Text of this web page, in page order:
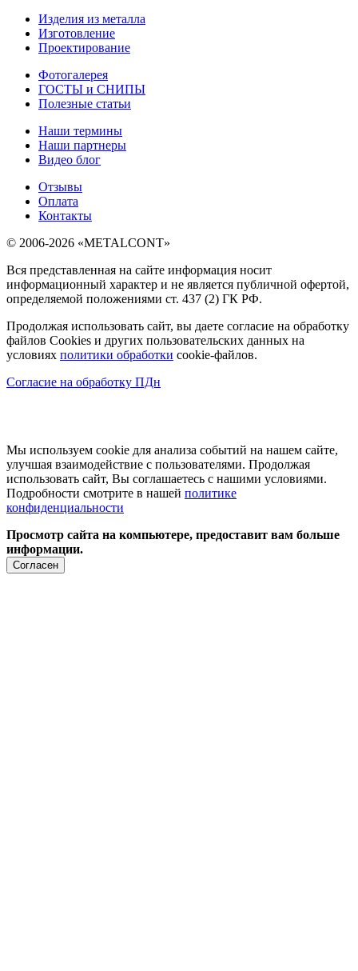
Изделия из металла
Изготовление
Проектирование
Фотогалерея
ГОСТЫ и СНИПЫ
Полезные статьи
Наши термины
Наши партнеры
Видео блог
Отзывы
Оплата
Контакты
© 2006-2026 «METALCONT»
Вся представленная на сайте информация носит
информационный характер и не является публичной офертой,
определяемой положениями ст. 437 (2) ГК РФ.
Продолжая использовать сайт, вы даете согласие на обработку
файлов Cookies и других пользовательских данных на
условиях политики обработки cookie-файлов.
Согласие на обработку ПДн
Мы используем cookie для анализа событий на нашем сайте,
улучшая взаимодействие с пользователями. Продолжая
использовать сайт, Вы соглашаетесь с нашими условиями.
Подробности смотрите в нашей политике
конфиденциальности
Просмотр сайта на компьютере, предоставит вам больше
информации.
Согласен